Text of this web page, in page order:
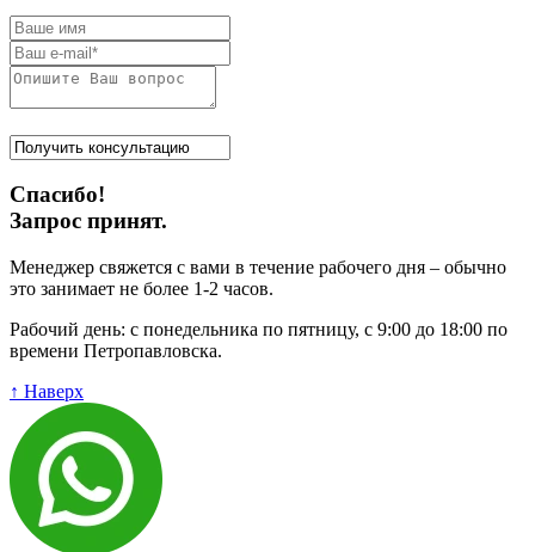
Спасибо!
Запрос принят.
Менеджер свяжется с вами в течение рабочего дня – обычно
это занимает не более 1-2 часов.
Рабочий день: с понедельника по пятницу, с 9:00 до 18:00 по
времени Петропавловска.
↑ Наверх